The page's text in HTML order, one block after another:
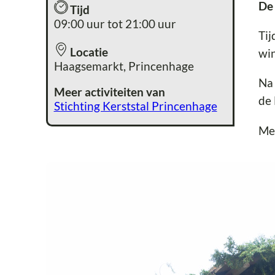
Tijd
09:00 uur tot 21:00 uur
Locatie
Haagsemarkt, Princenhage
Meer activiteiten van
Stichting Kerststal Princenhage
De
de